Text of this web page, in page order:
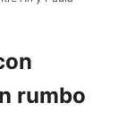
rumbo